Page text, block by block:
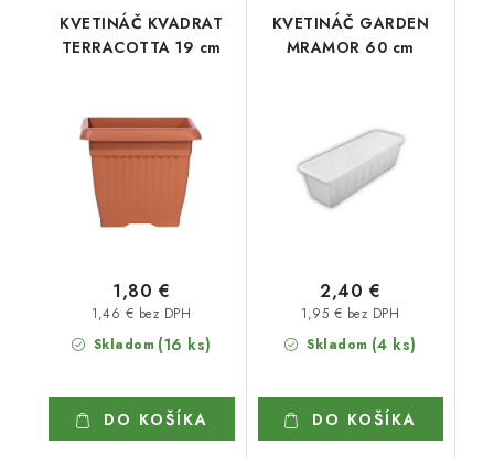
KVETINÁČ KVADRAT
TERRACOTTA 19 cm
Skladom (16 ks)
1,46 € bez DPH
1,80 €
DO KOŠÍKA
KVETINÁČ GARDEN
MRAMOR 60 cm
Skladom (4 ks)
1,95 € bez DPH
2,40 €
DO KOŠÍKA